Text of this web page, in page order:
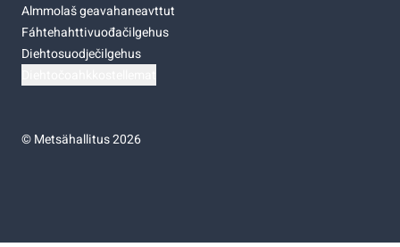
Almmolaš geavahaneavttut
Fáhtehahttivuođačilgehus
Diehtosuodječilgehus
©Metsähallitus 2026